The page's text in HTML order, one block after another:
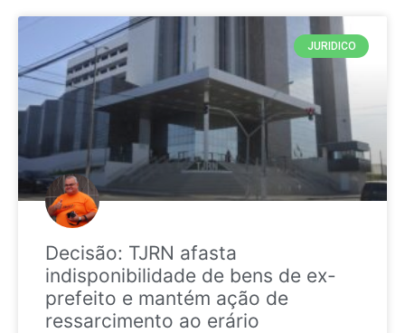
JURIDICO
Decisão: TJRN afasta
indisponibilidade de bens de ex-
prefeito e mantém ação de
ressarcimento ao erário